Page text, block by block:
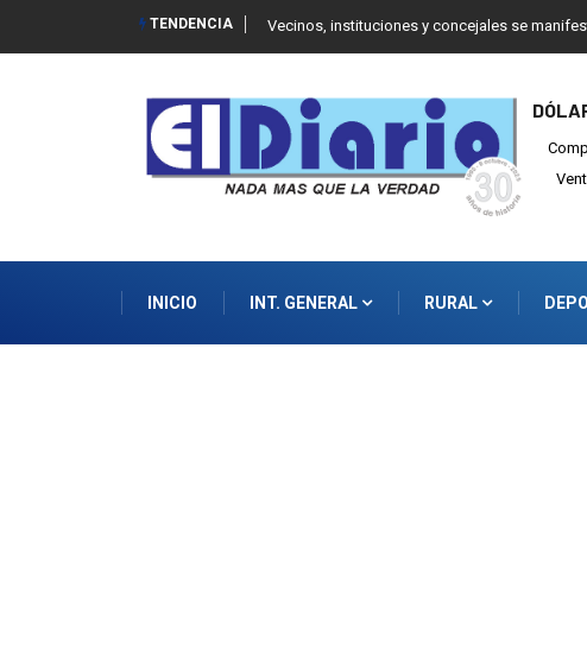
TENDENCIA Vecinos, instituciones y concejales se
INICIO INT. GENERAL RURAL